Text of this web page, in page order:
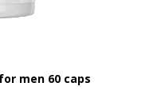
men 60 caps